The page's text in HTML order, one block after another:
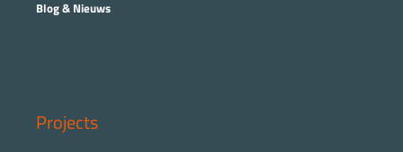
Blog & Nieuws
Projects